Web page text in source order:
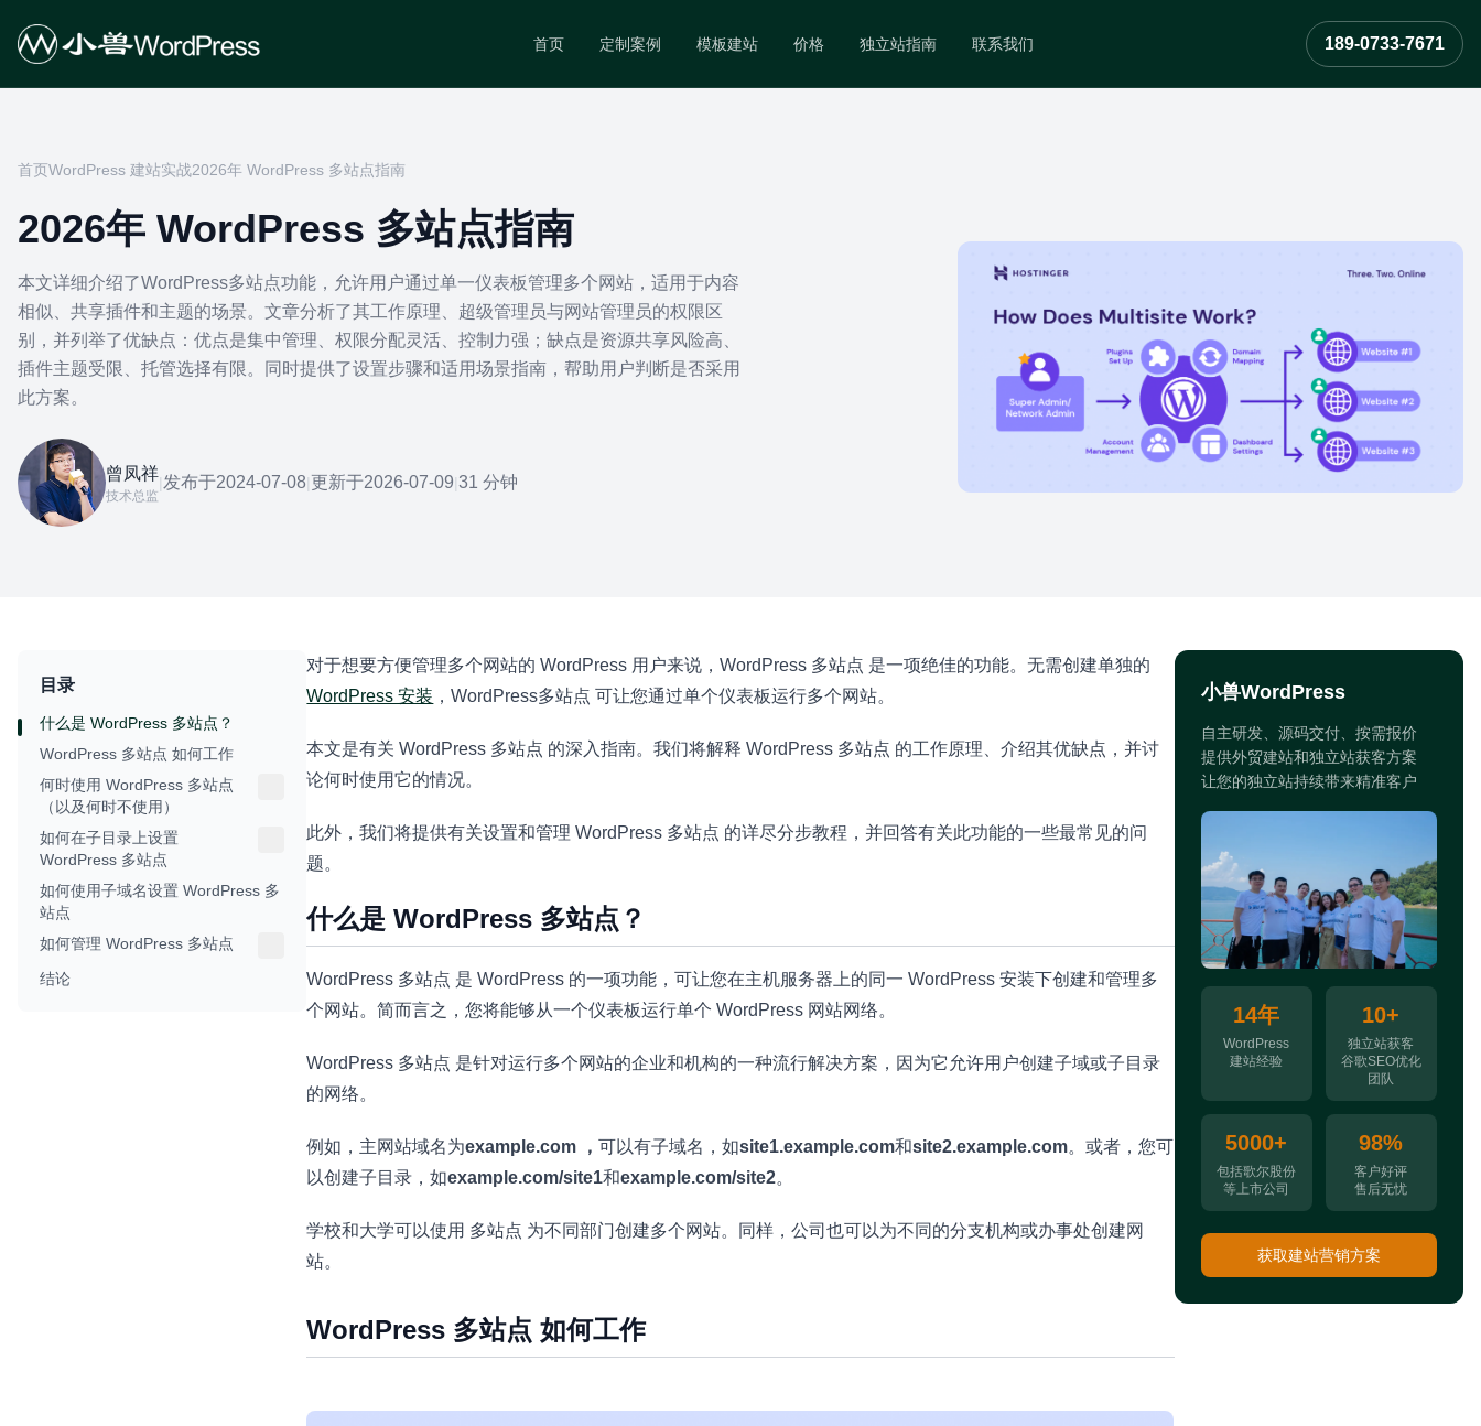
首页 定制案例 模板建站 价格 独立站指南 联系我们 189-0733-7671
首页WordPress 建站实战2026年 WordPress 多站点指南
2026年 WordPress 多站点指南
本文详细介绍了WordPress多站点功能，允许用户通过单一仪表板管理多个网站，适用于内容
相似、共享插件和主题的场景。文章分析了其工作原理、超级管理员与网站管理员的权限区
别，并列举了优缺点：优点是集中管理、权限分配灵活、控制力强；缺点是资源共享风险高、
插件主题受限、托管选择有限。同时提供了设置步骤和适用场景指南，帮助用户判断是否采用
此方案。
曾凤祥
技术总监
|发布于2024-07-08|更新于2026-07-09|31 分钟
目录
什么是 WordPress 多站点？
WordPress 多站点 如何工作
何时使用 WordPress 多站点
（以及何时不使用）
如何在子目录上设置
WordPress 多站点
如何使用子域名设置 WordPress 多
站点
如何管理 WordPress 多站点
结论
对于想要方便管理多个网站的 WordPress 用户来说，WordPress 多站点 是一项绝佳的功能。无需创建单独的
WordPress 安装 ，WordPress多站点 可让您通过单个仪表板运行多个网站。
本文是有关 WordPress 多站点 的深入指南。我们将解释 WordPress 多站点 的工作原理、介绍其优缺点，并讨
论何时使用它的情况。
此外，我们将提供有关设置和管理 WordPress 多站点 的详尽分步教程，并回答有关此功能的一些最常见的问
题。
什么是 WordPress 多站点？
WordPress 多站点 是 WordPress 的一项功能，可让您在主机服务器上的同一 WordPress 安装下创建和管理多
个网站。简而言之，您将能够从一个仪表板运行单个 WordPress 网站网络。
WordPress 多站点 是针对运行多个网站的企业和机构的一种流行解决方案，因为它允许用户创建子域或子目录
的网络。
例如，主网站域名为example.com ，可以有子域名，如site1.example.com和site2.example.com。或者，您可
以创建子目录，如example.com/site1和example.com/site2。
学校和大学可以使用 多站点 为不同部门创建多个网站。同样，公司也可以为不同的分支机构或办事处创建网
站。
WordPress 多站点 如何工作
小兽WordPress
自主研发、源码交付、按需报价
提供外贸建站和独立站获客方案
让您的独立站持续带来精准客户
14年
WordPress
建站经验
10+
独立站获客
谷歌SEO优化
团队
5000+
包括歌尔股份
等上市公司
98%
客户好评
售后无忧
获取建站营销方案